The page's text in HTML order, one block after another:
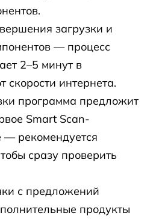
загрузки и
— процесс
2–5 минут в
скорости интернета.
программа предложит
Smart Scan-
— рекомендуется
сразу проверить
с предложений
продукты